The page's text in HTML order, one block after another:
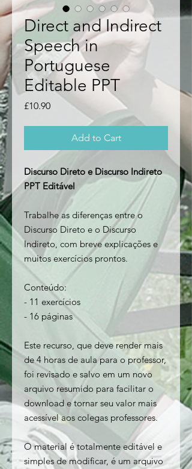
Direct and Indirect
Speech in
Portuguese
Editable PPT
£10.90Price
Add to Cart
Discurso Direto e Discurso Indireto
PPT Editável
Trabalhe as diferenças entre o
Discurso Direto e o Discurso
Indireto, com breve explicações e
muitos exercícios prontos.
Conteúdo:
- 11 exercícios
- 16 páginas
Este recurso, que deve render mais
de 4 horas de aula para o professor,
foi revisado e salvo em um novo
arquivo resumido para facilitar o
download e tornar seu valor mais
acessível aos colegas professores.
O material é totalmente editável e
simples de modificar, é um arquivo